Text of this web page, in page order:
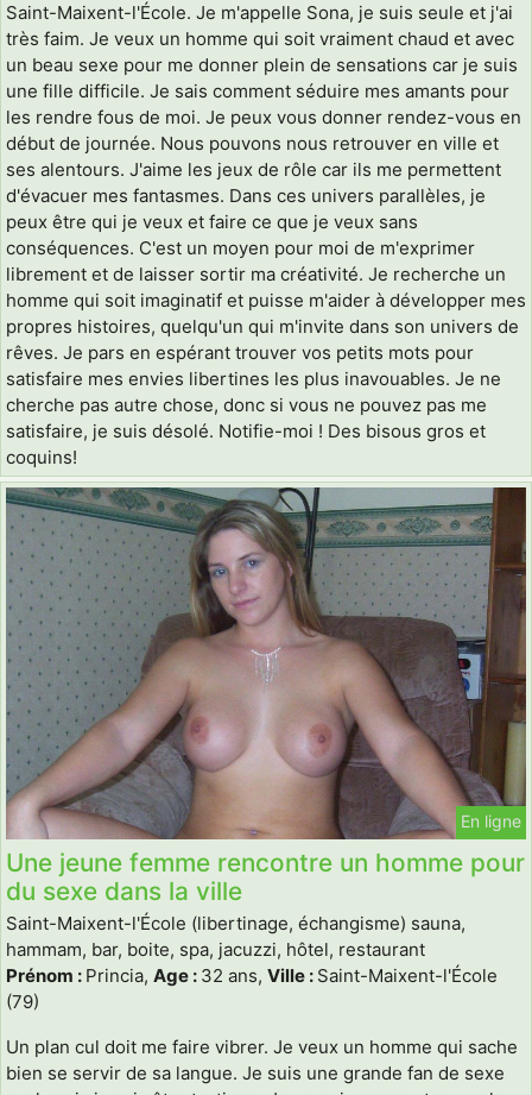
Saint-Maixent-l'École. Je m'appelle Sona, je suis seule et j'ai
très faim. Je veux un homme qui soit vraiment chaud et avec
un beau sexe pour me donner plein de sensations car je suis
une fille difficile. Je sais comment séduire mes amants pour
les rendre fous de moi. Je peux vous donner rendez-vous en
début de journée. Nous pouvons nous retrouver en ville et
ses alentours. J'aime les jeux de rôle car ils me permettent
d'évacuer mes fantasmes. Dans ces univers parallèles, je
peux être qui je veux et faire ce que je veux sans
conséquences. C'est un moyen pour moi de m'exprimer
librement et de laisser sortir ma créativité. Je recherche un
homme qui soit imaginatif et puisse m'aider à développer mes
propres histoires, quelqu'un qui m'invite dans son univers de
rêves. Je pars en espérant trouver vos petits mots pour
satisfaire mes envies libertines les plus inavouables. Je ne
cherche pas autre chose, donc si vous ne pouvez pas me
satisfaire, je suis désolé. Notifie-moi ! Des bisous gros et
coquins!
En ligne
Une jeune femme rencontre un homme pour
du sexe dans la ville
Saint-Maixent-l'École (libertinage, échangisme) sauna,
hammam, bar, boite, spa, jacuzzi, hôtel, restaurant
Prénom : Princia, Age : 32 ans, Ville : Saint-Maixent-l'École
(79)
Un plan cul doit me faire vibrer. Je veux un homme qui sache
bien se servir de sa langue. Je suis une grande fan de sexe